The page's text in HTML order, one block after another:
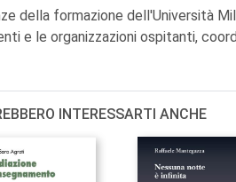
della formazione dell'Università
e le organizzazioni ospitanti,
INTERESSARTI ANCHE